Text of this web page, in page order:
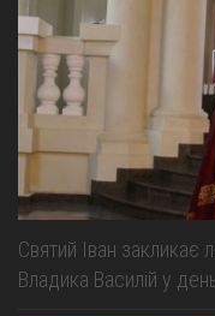
Святий Іван
Владика Василій у